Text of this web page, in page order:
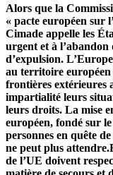
Alors que la
« pacte européen sur
Cimade appelle les
urgent et à l’abandon
d’expulsion.
au territoire européen
frontières extérieures
impartialité leurs
leurs droits. La mise
européen, fondé sur
personnes en quête
ne peut plus
de l’UE doivent